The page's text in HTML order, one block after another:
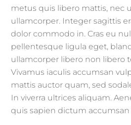
metus quis libero mattis, nec
ullamcorper. Integer sagittis
dolor commodo in. Cras eu
pellentesque ligula eget,
ullamcorper libero non libero
Vivamus iaculis accumsan
mattis auctor quam, sed
In viverra ultrices aliquam.
quis sapien dictum accumsan